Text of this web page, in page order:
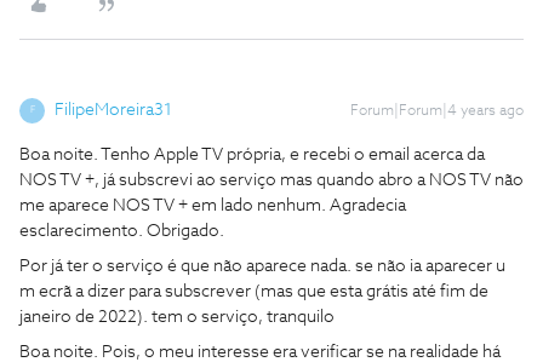
F FilipeMoreira31 Forum|Forum|4 years ago
Boa noite. Tenho Apple TV própria, e recebi o email acerca da
NOS TV +, já subscrevi ao serviço mas quando abro a NOS TV não
me aparece NOS TV + em lado nenhum. Agradecia
esclarecimento. Obrigado.
Por já ter o serviço é que não aparece nada. se não ia aparecer u
m ecrã a dizer para subscrever (mas que esta grátis até fim de
janeiro de 2022). tem o serviço, tranquilo
Boa noite. Pois, o meu interesse era verificar se na realidade há